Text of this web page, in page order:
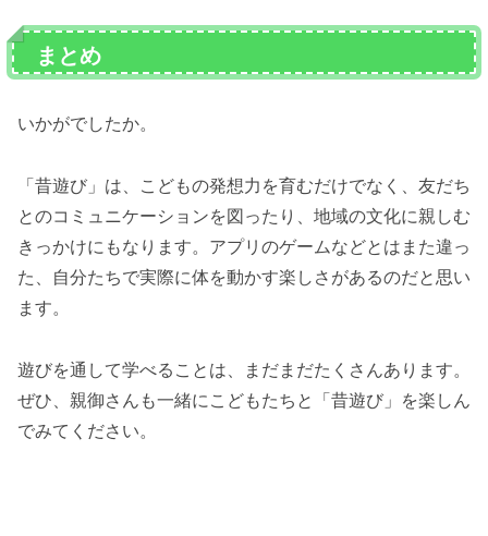
まとめ
いかがでしたか。
「昔遊び」は、こどもの発想力を育むだけでなく、友だち
とのコミュニケーションを図ったり、地域の文化に親しむ
きっかけにもなります。アプリのゲームなどとはまた違っ
た、自分たちで実際に体を動かす楽しさがあるのだと思い
ます。
遊びを通して学べることは、まだまだたくさんあります。
ぜひ、親御さんも一緒にこどもたちと「昔遊び」を楽しん
でみてください。